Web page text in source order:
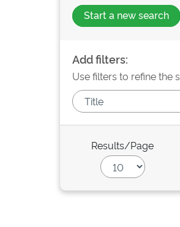
Start a new search
Add filters:
Use filters to refine the
Results/Page